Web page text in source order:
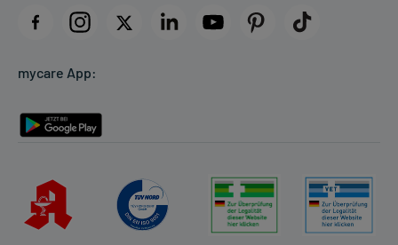
Datenschutz
Rückgabe/Widerruf
mycare App: